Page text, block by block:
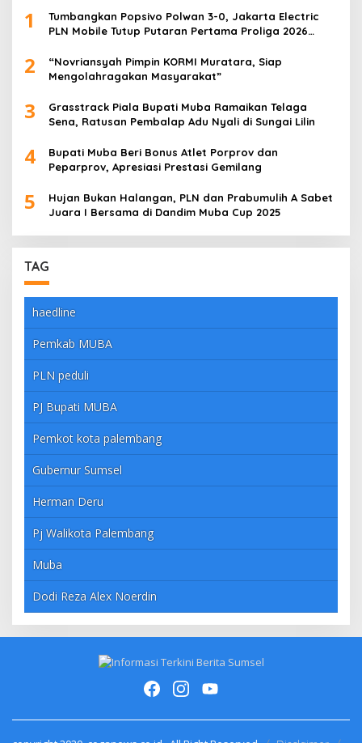
1
Tumbangkan Popsivo Polwan 3-0, Jakarta Electric
PLN Mobile Tutup Putaran Pertama Proliga 2026
2
“Novriansyah Pimpin KORMI Muratara, Siap
Mengolahragakan Masyarakat”
3
Grasstrack Piala Bupati Muba Ramaikan Telaga
Sena, Ratusan Pembalap Adu Nyali di Sungai Lilin
4
Bupati Muba Beri Bonus Atlet Porprov dan
Peparprov, Apresiasi Prestasi Gemilang
5
Hujan Bukan Halangan, PLN dan Prabumulih A Sabet
Juara I Bersama di Dandim Muba Cup 2025
TAG
haedline
Pemkab MUBA
PLN peduli
PJ Bupati MUBA
Pemkot kota palembang
Gubernur Sumsel
Herman Deru
Pj Walikota Palembang
Muba
Dodi Reza Alex Noerdin